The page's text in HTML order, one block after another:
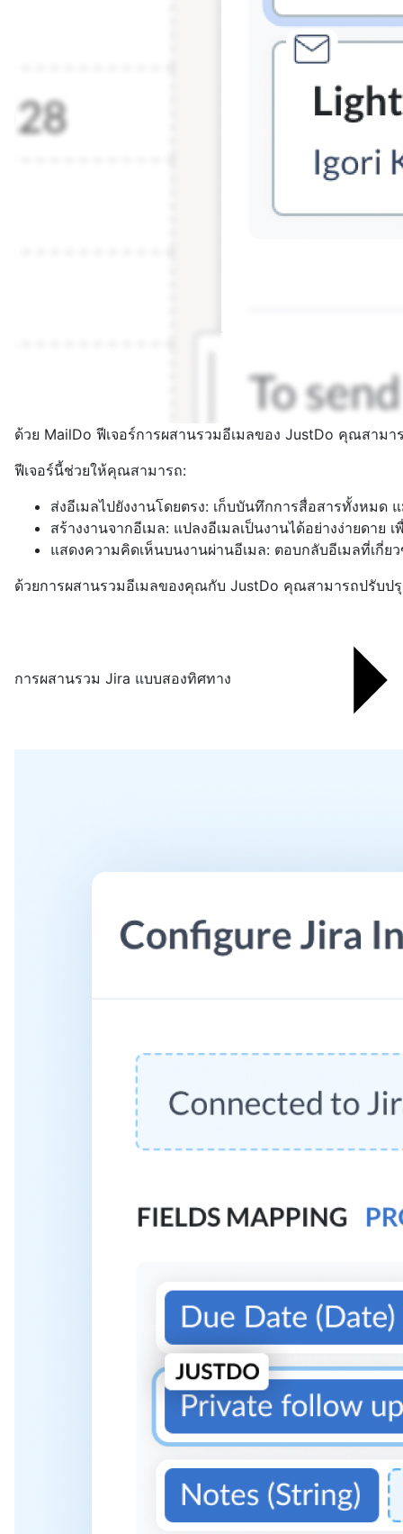
ด้วย MailDo ฟีเจอร์การผสานรวมอีเมลของ JustDo คุณสาม
ฟีเจอร์นี้ช่วยให้คุณสามารถ:
ส่งอีเมลไปยังงานโดยตรง: เก็บบันทึกการสื่อสารทั้งหมด
สร้างงานจากอีเมล: แปลงอีเมลเป็นงานได้อย่างง่ายด
แสดงความคิดเห็นบนงานผ่านอีเมล: ตอบกลับอีเมลที่เกี่
ด้วยการผสานรวมอีเมลของคุณกับ JustDo คุณสามารถปรับป
การผสานรวม Jira แบบสองทิศทาง